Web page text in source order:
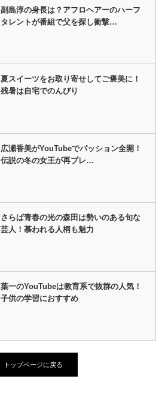
副島淳の身長は？アフロヘアーのハーフ
タレントが番組で父を探し衝撃…
夏スイーツをお取り寄せしてご褒美に！
残暑は自宅でのんびり
広瀬香美がYouTubeでパッション全開！
伝説の冬の女王が再ブレ…
さらば青春の光の森田は勢いのある旬な
芸人！慕われる人柄も魅力
葉一のYouTubeは教育系で抜群の人気！
子供の学習におすすめ
トップページに戻る